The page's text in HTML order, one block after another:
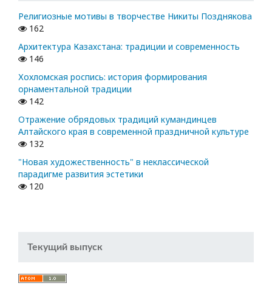
Религиозные мотивы в творчестве Никиты Позднякова
162
Архитектура Казахстана: традиции и современность
146
Хохломская роспись: история формирования
орнаментальной традиции
142
Отражение обрядовых традиций кумандинцев
Алтайского края в современной праздничной культуре
132
"Новая художественность" в неклассической
парадигме развития эстетики
120
Текущий выпуск